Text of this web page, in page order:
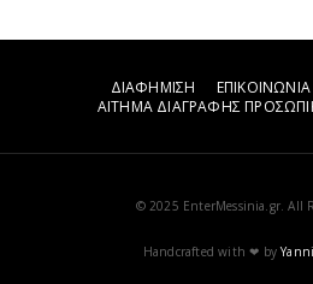
ΔΙΑΦΗΜΙΣΗ ΕΠΙΚΟΙΝΩΝΙΑ
ΑΙΤΗΜΑ ΔΙΑΓΡΑΦΗΣ
© 2025 EnterMessinia.gr. All
Handcrafted with ❤ by